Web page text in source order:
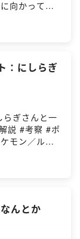
ガーズ・コ
ーフォック
（
い。//// 番組
かの今後の
た。ポッド
画ならでは
で、ぜひと
その他
向かって感
じかるプリ
るプリンセ
佐渡さん／
｜オ
イノモトさ
をなんとか
より
番組ウェブ
は
ーさん増加
た。ポッド
画ならでは
で、ぜひと
：にしらぎ
ぎさんと一
説 #考察 #ポ
モン／ルビ
ンチャンピ
｜ゲス
ンをなんと
たより
んとか